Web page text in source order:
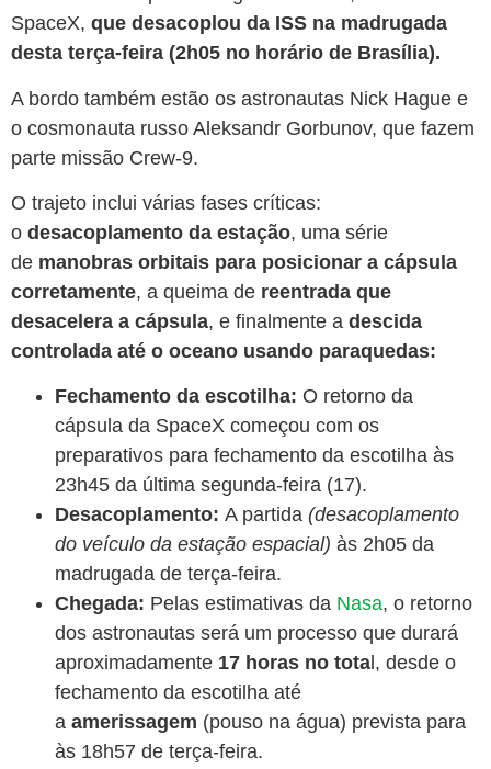
SpaceX, que desacoplou da ISS na madrugada
desta terça-feira (2h05 no horário de Brasília).
A bordo também estão os astronautas Nick Hague e
o cosmonauta russo Aleksandr Gorbunov, que fazem
parte missão Crew-9.
O trajeto inclui várias fases críticas:
o desacoplamento da estação, uma série
de manobras orbitais para posicionar a cápsula
corretamente, a queima de reentrada que
desacelera a cápsula, e finalmente a descida
controlada até o oceano usando paraquedas:
Fechamento da escotilha: O retorno da
cápsula da SpaceX começou com os
preparativos para fechamento da escotilha às
23h45 da última segunda-feira (17).
Desacoplamento: A partida (desacoplamento
do veículo da estação espacial) às 2h05 da
madrugada de terça-feira.
Chegada: Pelas estimativas da Nasa, o retorno
dos astronautas será um processo que durará
aproximadamente 17 horas no tota l, desde o
fechamento da escotilha até
a amerissagem (pouso na água) prevista para
às 18h57 de terça-feira.